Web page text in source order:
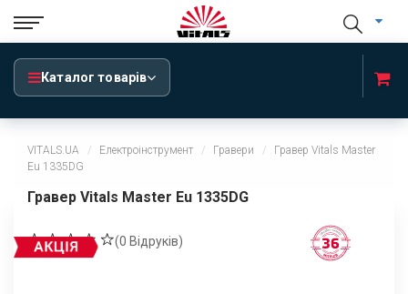
Каталог товарів
VITALS.UA Електроінструмент Гравери
Гравер Vitals Master
Eu 1335DG
Гравер Vitals Master Eu 1335DG
(0 Відруків)